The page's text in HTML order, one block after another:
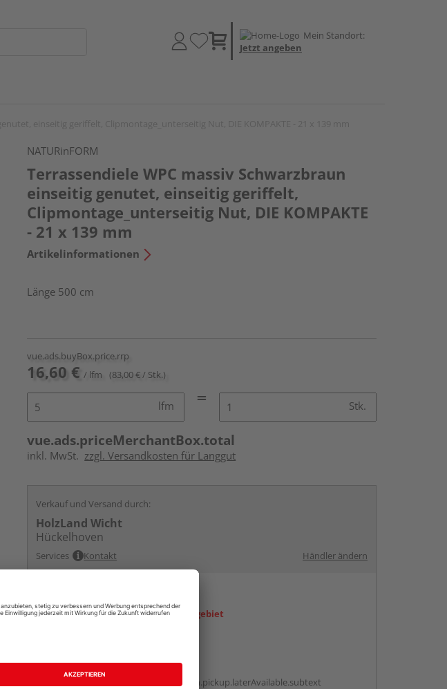
Mein Standort:
Jetzt angeben
NATURinFORM
Terrassendiele WPC massiv Schwarzbraun
einseitig genutet, einseitig geriffelt,
Clipmontage_unterseitig Nut, DIE KOMPAKTE
- 21 x 139 mm
Artikelinformationen
Länge 500 cm
vue.ads.buyBox.price.rrp
16,60 € / lfm (83,00 € / Stk.)
lfm Stk.
vue.ads.priceMerchantBox.total
inkl. MwSt. zzgl. Versandkosten für Langgut
Verkauf und Versand durch:
HolzLand Wicht
Hückelhoven
Services Kontakt Händler ändern
Ihr Standort ist nicht im Liefergebiet
Auf Vorbestellung:
vue.ads.priceMerchantBox.option.pickup.laterAvailable.subtext